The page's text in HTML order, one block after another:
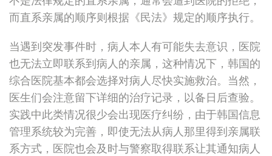
而直系亲属的顺序则根据《民法》规定的顺序执行。
当遇到突发事件时，病人本人有可能失去意识，医院
也无法立即联系到病人的亲属，这种情况下，韩国的
综合医院基本都会选择对病人尽快实施救治。当然，
医生们会注意留下详细的治疗记录，以备日后查验。
实践中此类情况很少会出现医疗纠纷，由于韩国信息
管理系统较为完善，即使无法从病人那里得到亲属联
系方式，医院也会及时与警察取得联系让其通知病人